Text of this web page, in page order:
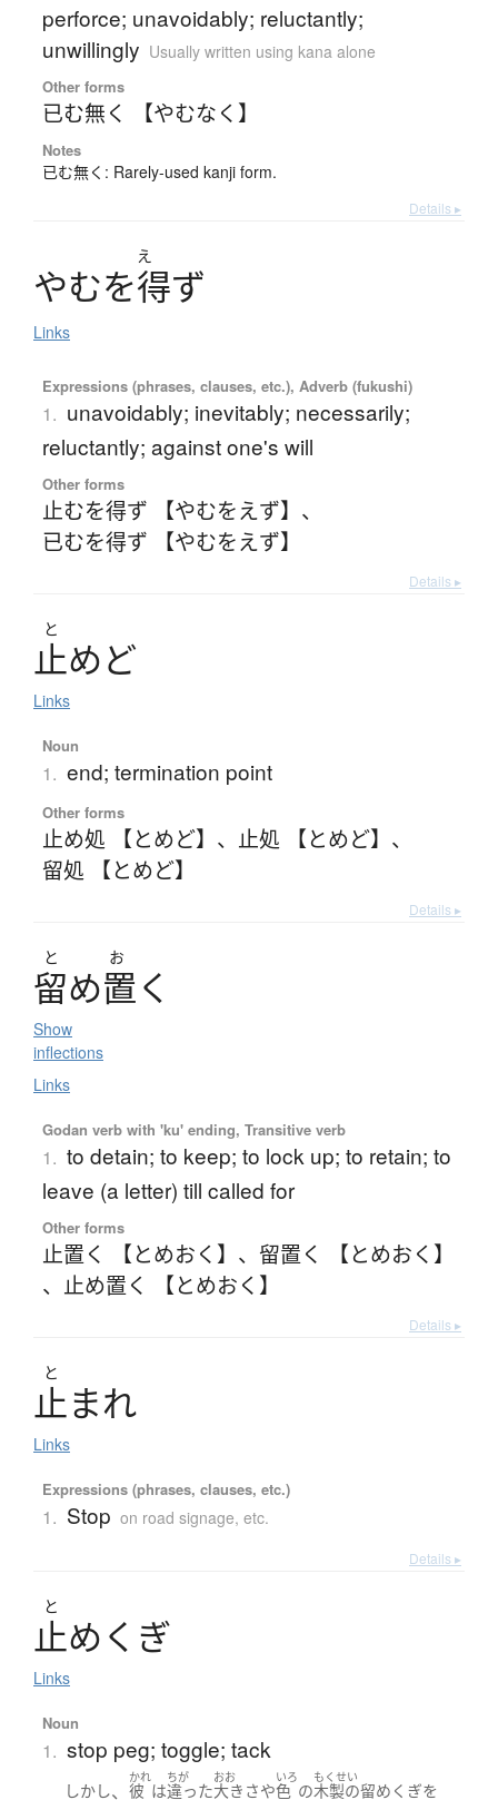
perforce; unavoidably; reluctantly;
unwillingly Usually written using kana alone
Other forms
已む無く 【やむなく】
Notes
已む無く: Rarely-used kanji form.
Details ▸
え
やむを得ず
Links
Expressions (phrases, clauses, etc.), Adverb (fukushi)
1. unavoidably; inevitably; necessarily;
reluctantly; against one's will
Other forms
止むを得ず 【やむをえず】 、
已むを得ず 【やむをえず】
Details ▸
と
止めど
Links
Noun
1. end; termination point
Other forms
止め処 【とめど】 、 止処 【とめど】 、
留処 【とめど】
Details ▸
と お
留め置く
Show
inflections
Links
Godan verb with 'ku' ending, Transitive verb
1. to detain; to keep; to lock up; to retain; to
leave (a letter) till called for
Other forms
止置く 【とめおく】 、 留置く 【とめおく】
、 止め置く 【とめおく】
Details ▸
と
止まれ
Links
Expressions (phrases, clauses, etc.)
1. Stop on road signage, etc.
Details ▸
と
止めく ぎ
Links
Noun
1. stop peg; toggle; tack
しかし、
かれ
彼 は
ちが
違った
おお
大き さや
いろ
色 の
もくせい
木製の留めくぎを